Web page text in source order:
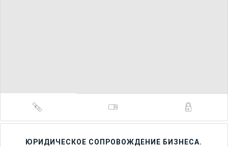
ЮРИДИЧЕСКОЕ СОПРОВОЖДЕНИЕ БИЗНЕСА.